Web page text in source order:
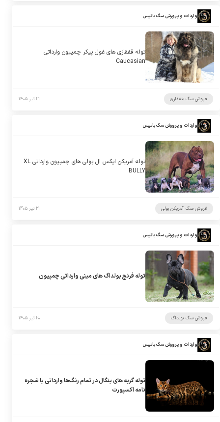
واردات و پرورش سگ باتیس
توله قفقازی های غول پیکر چمپیون وارداتی
Caucasian
فروش سگ قفقازی ۲۱ تیر ۱۴۰۵
واردات و پرورش سگ باتیس
توله آمریکن ایکس ال بولی های چمپیون وارداتی XL
BULLY
فروش سگ آمریکن بولی ۲۱ تیر ۱۴۰۵
واردات و پرورش سگ باتیس
توله فرنچ بولداگ های مینی وارداتی چمپیون
فروش سگ بولداگ ۲۰ تیر ۱۴۰۵
واردات و پرورش سگ باتیس
توله گربه های بنگال در تمام رنگ‌ها وارداتی با شجره
نامه اکسپورت